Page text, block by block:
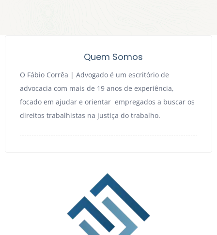
Quem Somos
O Fábio Corrêa | Advogado é um escritório de
advocacia com mais de 19 anos de experiência,
focado em ajudar e orientar empregados a buscar os
direitos trabalhistas na justiça do trabalho.